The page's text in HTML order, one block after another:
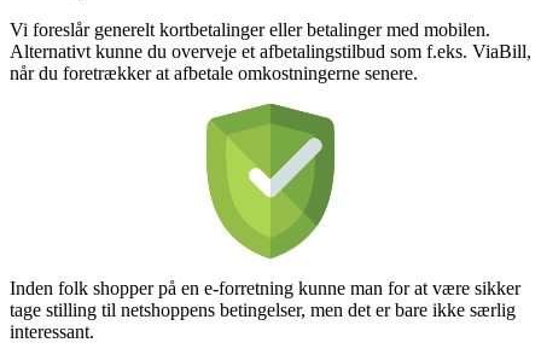
Vi foreslår generelt kortbetalinger eller betalinger med mobilen.
Alternativt kunne du overveje et afbetalingstilbud som f.eks. ViaBill,
når du foretrækker at afbetale omkostningerne senere.
Inden folk shopper på en e-forretning kunne man for at være sikker
tage stilling til netshoppens betingelser, men det er bare ikke særlig
interessant.